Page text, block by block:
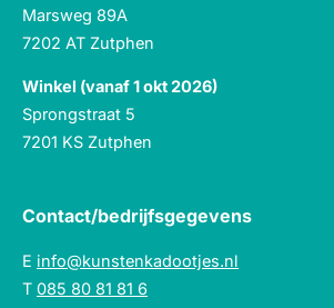
Marsweg 89A
7202 AT Zutphen
Winkel (vanaf 1 okt 2026)
Sprongstraat 5
7201 KS Zutphen
Contact/bedrijfsgegevens
E info@kunstenkadootjes.nl
T 085 80 81 81 6